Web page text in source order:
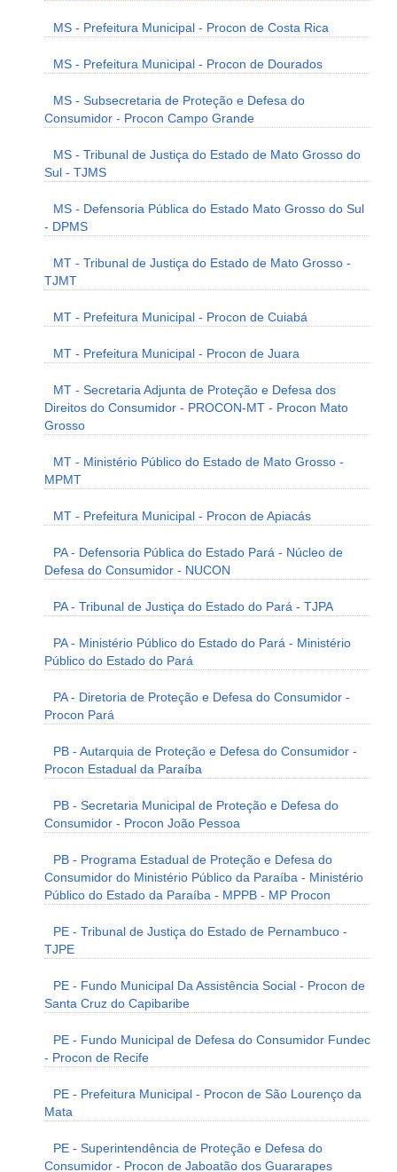
MS - Prefeitura Municipal - Procon de Costa Rica
MS - Prefeitura Municipal - Procon de Dourados
MS - Subsecretaria de Proteção e Defesa do
Consumidor - Procon Campo Grande
MS - Tribunal de Justiça do Estado de Mato Grosso do
Sul - TJMS
MS - Defensoria Pública do Estado Mato Grosso do Sul
- DPMS
MT - Tribunal de Justiça do Estado de Mato Grosso -
TJMT
MT - Prefeitura Municipal - Procon de Cuiabá
MT - Prefeitura Municipal - Procon de Juara
MT - Secretaria Adjunta de Proteção e Defesa dos
Direitos do Consumidor - PROCON-MT - Procon Mato
Grosso
MT - Ministério Público do Estado de Mato Grosso -
MPMT
MT - Prefeitura Municipal - Procon de Apiacás
PA - Defensoria Pública do Estado Pará - Núcleo de
Defesa do Consumidor - NUCON
PA - Tribunal de Justiça do Estado do Pará - TJPA
PA - Ministério Público do Estado do Pará - Ministério
Público do Estado do Pará
PA - Diretoria de Proteção e Defesa do Consumidor -
Procon Pará
PB - Autarquia de Proteção e Defesa do Consumidor -
Procon Estadual da Paraíba
PB - Secretaria Municipal de Proteção e Defesa do
Consumidor - Procon João Pessoa
PB - Programa Estadual de Proteção e Defesa do
Consumidor do Ministério Público da Paraíba - Ministério
Público do Estado da Paraíba - MPPB - MP Procon
PE - Tribunal de Justiça do Estado de Pernambuco -
TJPE
PE - Fundo Municipal Da Assistência Social - Procon de
Santa Cruz do Capibaribe
PE - Fundo Municipal de Defesa do Consumidor Fundec
- Procon de Recife
PE - Prefeitura Municipal - Procon de São Lourenço da
Mata
PE - Superintendência de Proteção e Defesa do
Consumidor - Procon de Jaboatão dos Guararapes